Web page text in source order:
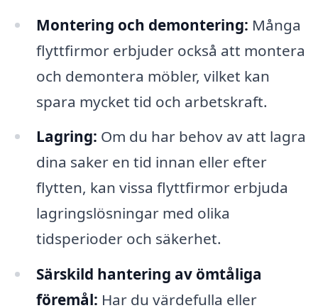
Montering och demontering: Många
flyttfirmor erbjuder också att montera
och demontera möbler, vilket kan
spara mycket tid och arbetskraft.
Lagring: Om du har behov av att lagra
dina saker en tid innan eller efter
flytten, kan vissa flyttfirmor erbjuda
lagringslösningar med olika
tidsperioder och säkerhet.
Särskild hantering av ömtåliga
föremål: Har du värdefulla eller